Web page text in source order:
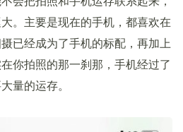
。主要是现在的手机，都喜欢在
已经成为了手机的标配，再加上
你拍照的那一刹那，手机经过了
量的运存。